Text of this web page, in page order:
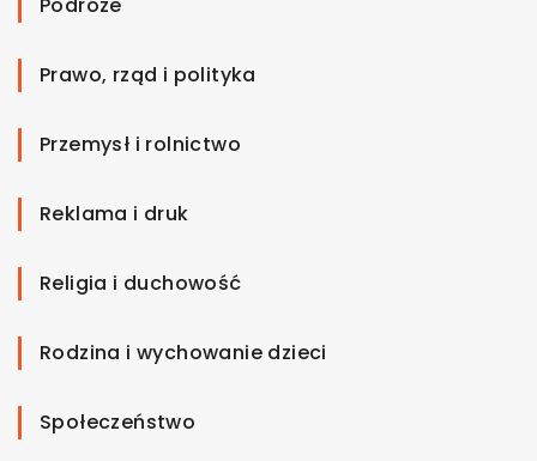
Podróże
Prawo, rząd i polityka
Przemysł i rolnictwo
Reklama i druk
Religia i duchowość
Rodzina i wychowanie dzieci
Społeczeństwo